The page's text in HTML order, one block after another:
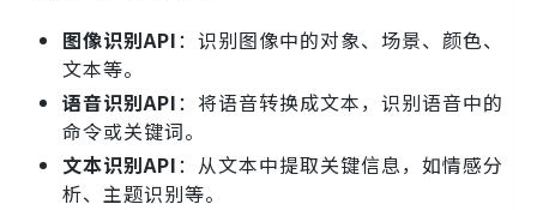
图像识别API：识别图像中的对象、场景、颜色、
文本等。
语音识别API：将语音转换成文本，识别语音中的
命令或关键词。
文本识别API：从文本中提取关键信息，如情感分
析、主题识别等。